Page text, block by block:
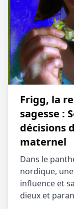
Frigg, la
sagesse :
décisions
maternel
Dans le
nordique,
influence et
dieux et